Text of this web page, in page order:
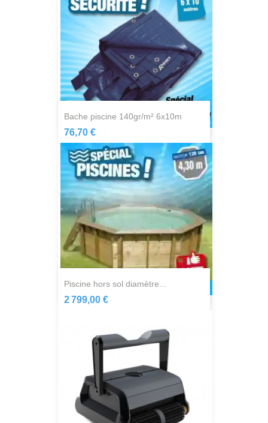
bache piscine 140gr/m² 6x10m
76,70 €
piscine hors sol diamètre...
2 799,00 €